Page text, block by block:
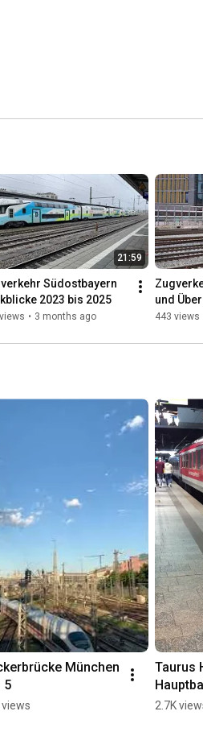
21:59
Südostbayern
2023 bis 2025
• 3 months ago
und
443 views
München
5
Taurus
2.7K